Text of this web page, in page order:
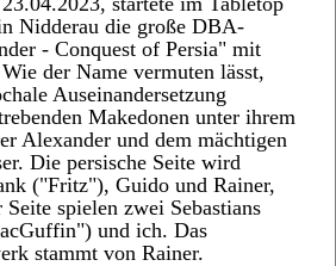
Nidderau die große DBA-
- Conquest of Persia" mit
der Name vermuten lässt,
Auseinandersetzung
Makedonen unter ihrem
Alexander und dem mächtigen
Die persische Seite wird
("Fritz"), Guido und Rainer,
spielen zwei Sebastians
und ich. Das
stammt von Rainer.